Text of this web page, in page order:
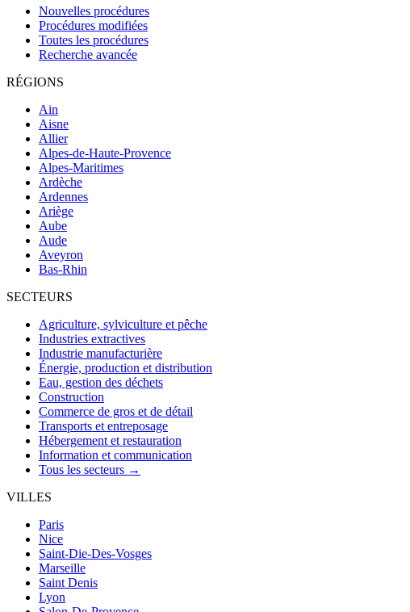
Nouvelles procédures
Procédures modifiées
Toutes les procédures
Recherche avancée
RÉGIONS
Ain
Aisne
Allier
Alpes-de-Haute-Provence
Alpes-Maritimes
Ardèche
Ardennes
Ariège
Aube
Aude
Aveyron
Bas-Rhin
SECTEURS
Agriculture, sylviculture et pêche
Industries extractives
Industrie manufacturière
Énergie, production et distribution
Eau, gestion des déchets
Construction
Commerce de gros et de détail
Transports et entreposage
Hébergement et restauration
Information et communication
Tous les secteurs →
VILLES
Paris
Nice
Saint-Die-Des-Vosges
Marseille
Saint Denis
Lyon